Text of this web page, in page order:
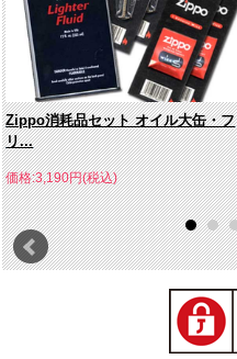
Zippo消耗品セット オイル大缶・フ
リ...
価格:3,190円(税込)